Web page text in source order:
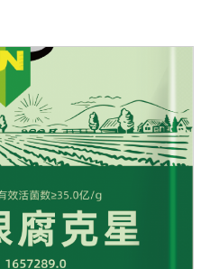
的形式供应植物，进入植物
参与植物细胞物质的合
，植物生长快，积累成分和
高土壤肥力，改善土壤理化
量。微生物分解后，有机质
中的其他物质结合，形成有
粒结构的形成，协调水、
结构，疏松土壤，提高耕作
善土壤微生态系统。腐烂的
维素分解菌和其他有益微生
硅酸盐、溶磷、光合细菌和
产生大量活性物质外，还具
有抑制植物根病原体的能
态环境。此外，生物有机肥